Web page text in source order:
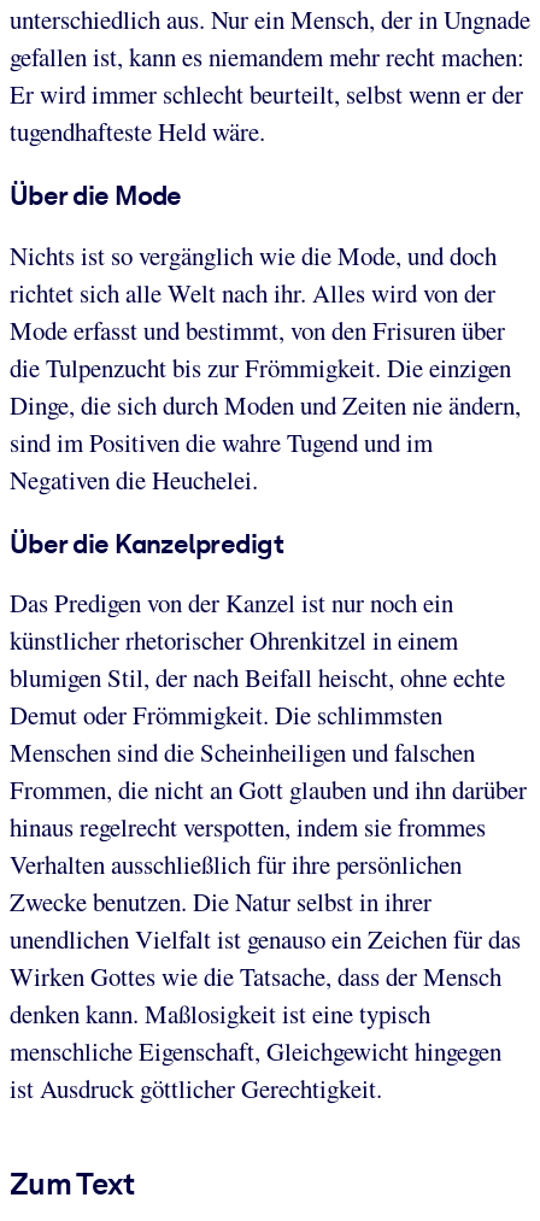
unterschiedlich aus. Nur ein Mensch, der in Ungnade
gefallen ist, kann es niemandem mehr recht machen:
Er wird immer schlecht beurteilt, selbst wenn er der
tugendhafteste Held wäre.
Über die Mode
Nichts ist so vergänglich wie die Mode, und doch
richtet sich alle Welt nach ihr. Alles wird von der
Mode erfasst und bestimmt, von den Frisuren über
die Tulpenzucht bis zur Frömmigkeit. Die einzigen
Dinge, die sich durch Moden und Zeiten nie ändern,
sind im Positiven die wahre Tugend und im
Negativen die Heuchelei.
Über die Kanzelpredigt
Das Predigen von der Kanzel ist nur noch ein
künstlicher rhetorischer Ohrenkitzel in einem
blumigen Stil, der nach Beifall heischt, ohne echte
Demut oder Frömmigkeit. Die schlimmsten
Menschen sind die Scheinheiligen und falschen
Frommen, die nicht an Gott glauben und ihn darüber
hinaus regelrecht verspotten, indem sie frommes
Verhalten ausschließlich für ihre persönlichen
Zwecke benutzen. Die Natur selbst in ihrer
unendlichen Vielfalt ist genauso ein Zeichen für das
Wirken Gottes wie die Tatsache, dass der Mensch
denken kann. Maßlosigkeit ist eine typisch
menschliche Eigenschaft, Gleichgewicht hingegen
ist Ausdruck göttlicher Gerechtigkeit.
Zum Text